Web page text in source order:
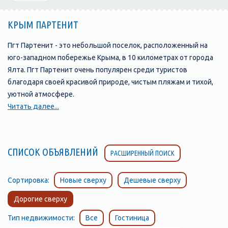
КРЫМ ПАРТЕНИТ
Пгт Партенит - это небольшой поселок, расположенный на
юго-западном побережье Крыма, в 10 километрах от города
Ялта. Пгт Партенит очень популярен среди туристов
благодаря своей красивой природе, чистым пляжам и тихой,
уютной атмосфере.
для отдыха и развлечений: водные виды спорта, зонты и
лежаки, кафе и рестораны, а также различные развлечения
Достопримечательности Пгт Партенита включают в себя
замок Гагариных, построенный в XIX веке в средневековом
стиле. Замок находится на горе и представляет собой
Читать далее...
СПИСОК ОБЪЯВЛЕНИЙ РАСШИРЕННЫЙ ПОИСК
Сортировка: Новые сверху Дешевые сверху
Дорогие сверху
Тип недвижимости: Все Гостиница